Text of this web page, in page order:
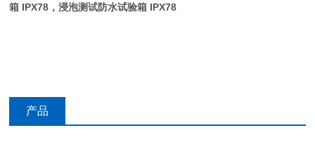
箱 IPX78 ，浸泡测试防水试验箱 IPX78
产品